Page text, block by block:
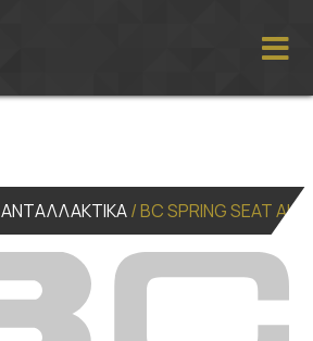
ΑΝΤΑΛΛΑΚΤΙΚΑ/ BC SPRING SEAT ALL